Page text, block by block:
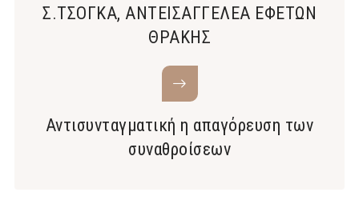
Σ.ΤΣΟΓΚΑ, ΑΝΤΕΙΣΑΓΓΕΛΕΑ ΕΦΕΤΩΝ
ΘΡΑΚΗΣ
Αντισυνταγματική η απαγόρευση των
συναθροίσεων